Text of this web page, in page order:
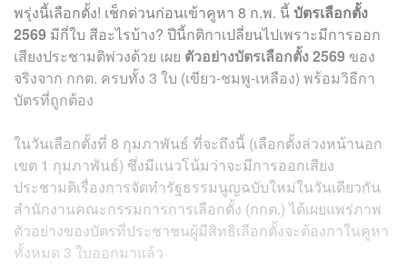
พรุ่งนี้เลือกตั้ง! เช็กด่วนก่อนเข้าคูหา 8 ก.พ. นี้บัตรเลือกตั้ง
2569 มีกี่ใบ สีอะไรบ้าง? ปีนี้กติกาเปลี่ยนไปเพราะมีการออก
เสียงประชามติพ่วงด้วย เผย ตัวอย่างบัตรเลือกตั้ง 2569 ของ
จริงจาก กกต. ครบทั้ง 3 ใบ (เขียว-ชมพู-เหลือง) พร้อมวิธีกา
บัตรที่ถูกต้อง
ในวันเลือกตั้งที่ 8 กุมภาพันธ์ ที่จะถึงนี้ (เลือกตั้งล่วงหน้านอก
เขต 1 กุมภาพันธ์) ซึ่งมีแนวโน้มว่าจะมีการออกเสียง
ประชามติเรื่องการจัดทำรัฐธรรมนูญฉบับใหม่ในวันเดียวกัน
สำนักงานคณะกรรมการการเลือกตั้ง (กกต.) ได้เผยแพร่ภาพ
ตัวอย่างของบัตรที่ประชาชนผู้มีสิทธิเลือกตั้งจะต้องกาในคูหา
ทั้งหมด 3 ใบออกมาแล้ว